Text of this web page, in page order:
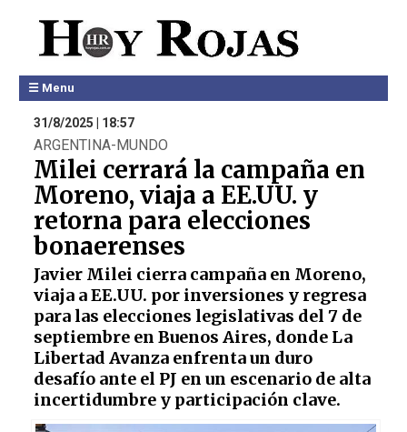
☰ Menu
31/8/2025 | 18:57
ARGENTINA-MUNDO
Milei cerrará la campaña en
Moreno, viaja a EE.UU. y
retorna para elecciones
bonaerenses
Javier Milei cierra campaña en Moreno,
viaja a EE.UU. por inversiones y regresa
para las elecciones legislativas del 7 de
septiembre en Buenos Aires, donde La
Libertad Avanza enfrenta un duro
desafío ante el PJ en un escenario de alta
incertidumbre y participación clave.